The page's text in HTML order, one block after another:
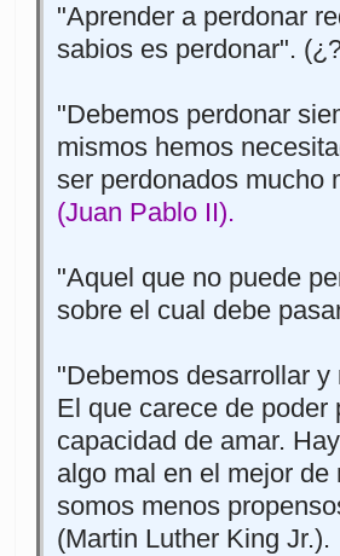
"Aprender a perdonar
sabios es perdonar".
"Debemos perdonar
mismos hemos
ser perdonados mucho
(Juan Pablo II).
"Aquel que no puede
sobre el cual debe
"Debemos desarrollar
El que carece de poder
capacidad de amar.
algo mal en el mejor
somos menos
(Martin Luther King Jr.).